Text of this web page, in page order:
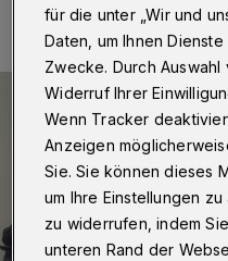
für die unter „Wir und
Daten, um Ihnen
Zwecke. Durch
Widerruf Ihrer
Wenn Tracker
Anzeigen
Sie. Sie können dieses
um Ihre Einstellungen
zu widerrufen, indem
unteren Rand der